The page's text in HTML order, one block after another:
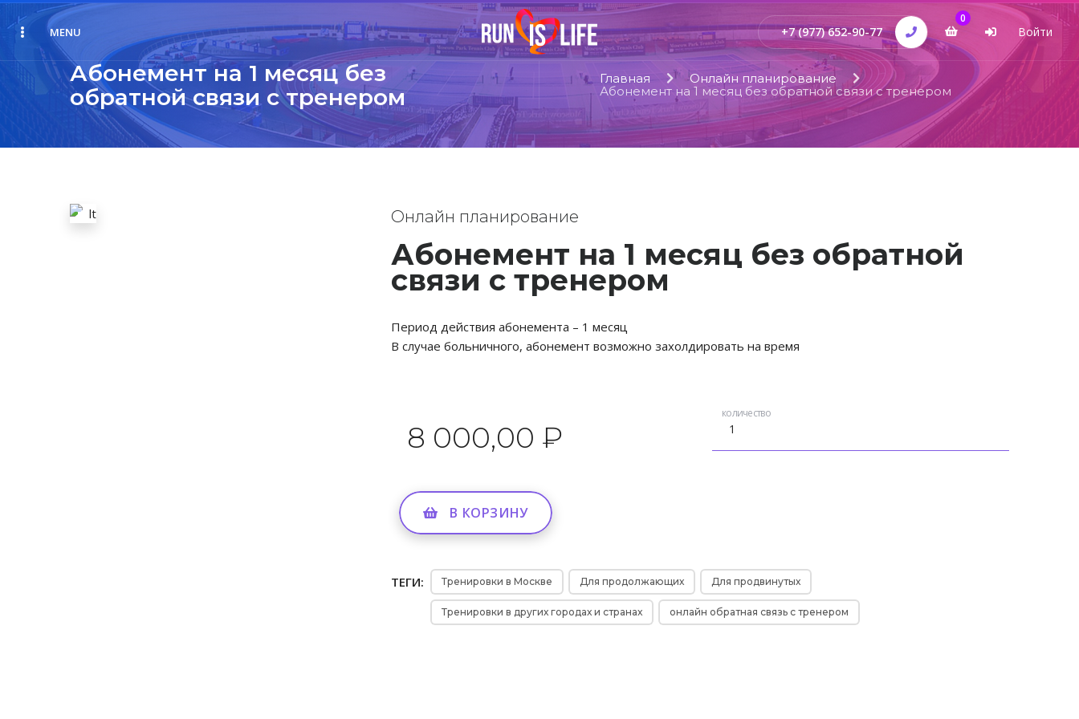
MENU +7 (977) 652-90-77
0
Войти
Абонемент на 1 месяц без
обратной связи с тренером
Главная
Онлайн планирование
Абонемент на 1 месяц без обратной связи с тренером
Онлайн планирование
Абонемент на 1 месяц без обратной
связи с тренером
Период действия абонемента – 1 месяц
В случае больничного, абонемент возможно захолдировать на время
8 000,00 ₽
количество
В КОРЗИНУ
ТЕГИ: Тренировки в Москве Для продолжающих Для продвинутых
Тренировки в других городах и странах онлайн обратная связь с тренером